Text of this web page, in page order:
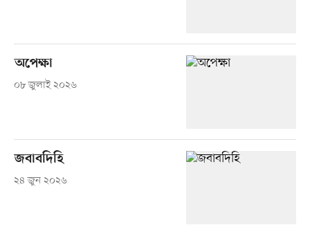
অপেক্ষা
০৮ জুলাই ২০২৬
জবাবদিহি
২৪ জুন ২০২৬